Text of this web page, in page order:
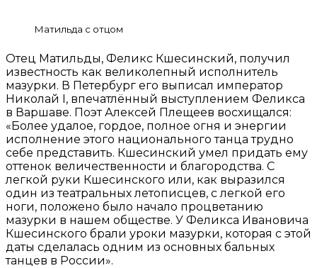
Матильда с отцом
Отец Матильды, Феликс Кшесинский, получил
известность как великолепный исполнитель
мазурки. В Петербург его выписал император
Николай I, впечатлённый выступлением Феликса
в Варшаве. Поэт Алексей Плещеев восхищался:
«Более удалое, гордое, полное огня и энергии
исполнение этого национального танца трудно
себе представить. Кшесинский умел придать ему
оттенок величественности и благородства. С
легкой руки Кшесинского или, как выразился
один из театральных летописцев, с легкой его
ноги, положено было начало процветанию
мазурки в нашем обществе. У Феликса Ивановича
Кшесинского брали уроки мазурки, которая с этой
даты сделалась одним из основных бальных
танцев в России».